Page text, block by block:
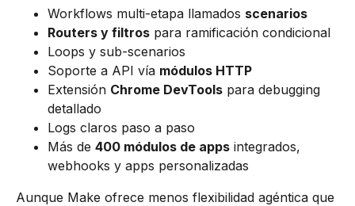
Workflows multi-etapa llamados scenarios
Routers y filtros para ramificación condicional
Loops y sub-scenarios
Soporte a API vía módulos HTTP
Extensión Chrome DevTools para debugging
detallado
Logs claros paso a paso
Más de 400 módulos de apps integrados,
webhooks y apps personalizadas
Aunque Make ofrece menos flexibilidad agéntica que